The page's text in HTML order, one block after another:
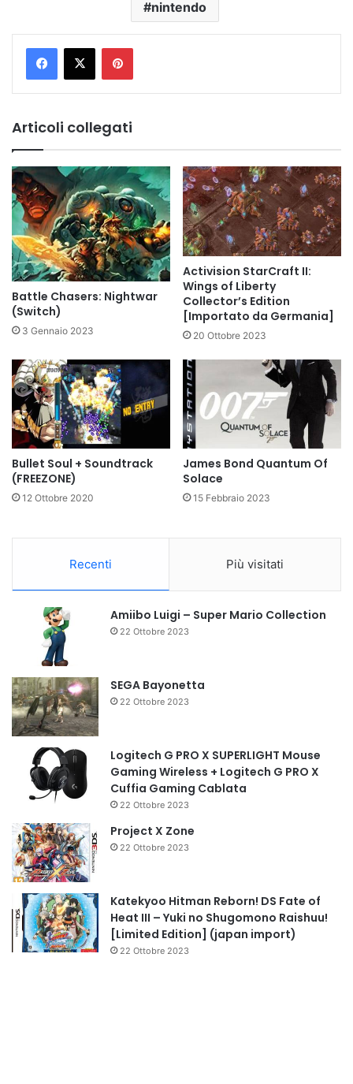
nintendo
Pinterest
Articoli collegati
Battle Chasers: Nightwar
(Switch)
3 Gennaio 2023
Activision StarCraft II:
Wings of Liberty
Collector’s Edition
[Importato da Germania]
20 Ottobre 2023
Bullet Soul + Soundtrack
(FREEZONE)
12 Ottobre 2020
James Bond Quantum Of
Solace
15 Febbraio 2023
Recenti Più visitati
Amiibo Luigi – Super Mario Collection
22 Ottobre 2023
SEGA Bayonetta
22 Ottobre 2023
Logitech G PRO X SUPERLIGHT Mouse
Gaming Wireless + Logitech G PRO X
Cuffia Gaming Cablata
22 Ottobre 2023
Project X Zone
22 Ottobre 2023
Katekyoo Hitman Reborn! DS Fate of
Heat III – Yuki no Shugomono Raishuu!
[Limited Edition] (japan import)
22 Ottobre 2023